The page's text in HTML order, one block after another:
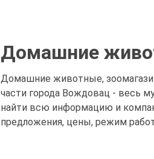
Домашние
Домашние животные,
части города Вождовац - весь
найти всю информацию и
предложения, цены, режим